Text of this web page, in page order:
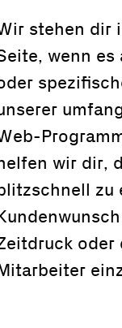
stehen dir
wenn
wir dir,
zu
oder